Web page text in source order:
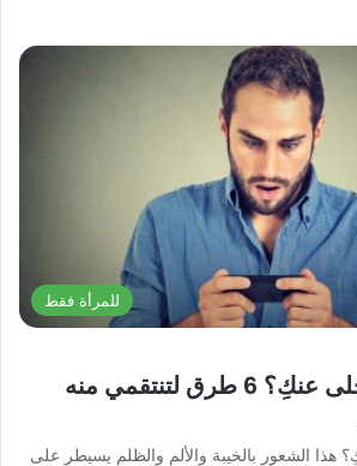
للمرأة فقط
غشك؟ خانكِ؟ تخلى عنكِ؟ 6 طرق لتنتقمي منه
الشعور بالخيبة والألم والظلم يسيطر على